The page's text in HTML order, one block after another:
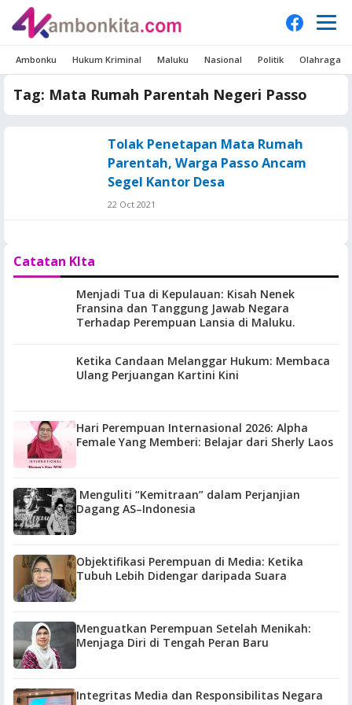
Ambonku Hukum Kriminal Maluku Nasional Politik Olahraga
Tag: Mata Rumah Parentah Negeri Passo
Tolak Penetapan Mata Rumah
Parentah, Warga Passo Ancam
Segel Kantor Desa
22 Oct 2021
Catatan KIta
Menjadi Tua di Kepulauan: Kisah Nenek
Fransina dan Tanggung Jawab Negara
Terhadap Perempuan Lansia di Maluku.
Ketika Candaan Melanggar Hukum: Membaca
Ulang Perjuangan Kartini Kini
Hari Perempuan Internasional 2026: Alpha
Female Yang Memberi: Belajar dari Sherly Laos
Menguliti “Kemitraan” dalam Perjanjian
Dagang AS–Indonesia
Objektifikasi Perempuan di Media: Ketika
Tubuh Lebih Didengar daripada Suara
Menguatkan Perempuan Setelah Menikah:
Menjaga Diri di Tengah Peran Baru
Integritas Media dan Responsibilitas Negara